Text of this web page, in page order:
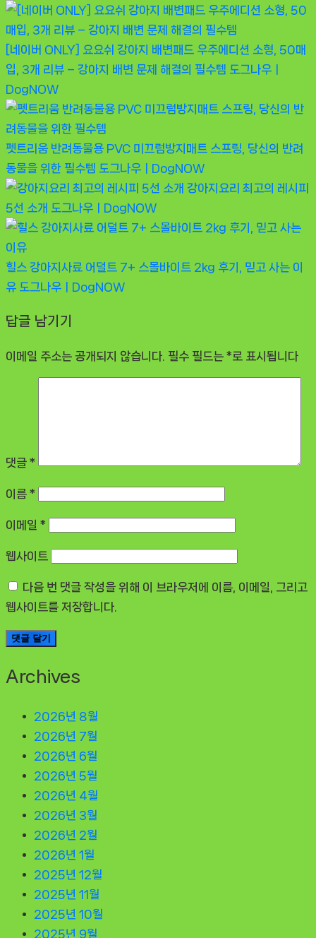
[네이버 ONLY] 요요쉬 강아지 배변패드 우주에디션 소형, 50매
입, 3개 리뷰 – 강아지 배변 문제 해결의 필수템 도그나우ㅣ
DogNOW
펫트리움 반려동물용 PVC 미끄럼방지매트 스프링, 당신의 반려
동물을 위한 필수템 도그나우ㅣDogNOW
강아지요리 최고의 레시피
5선 소개 도그나우ㅣDogNOW
힐스 강아지사료 어덜트 7+ 스몰바이트 2kg 후기, 믿고 사는 이
유 도그나우ㅣDogNOW
답글 남기기
이메일 주소는 공개되지 않습니다. 필수 필드는 *로 표시됩니다
댓글 *
이름 *
이메일 *
웹사이트
다음 번 댓글 작성을 위해 이 브라우저에 이름, 이메일, 그리고
웹사이트를 저장합니다.
Archives
2026년 8월
2026년 7월
2026년 6월
2026년 5월
2026년 4월
2026년 3월
2026년 2월
2026년 1월
2025년 12월
2025년 11월
2025년 10월
2025년 9월